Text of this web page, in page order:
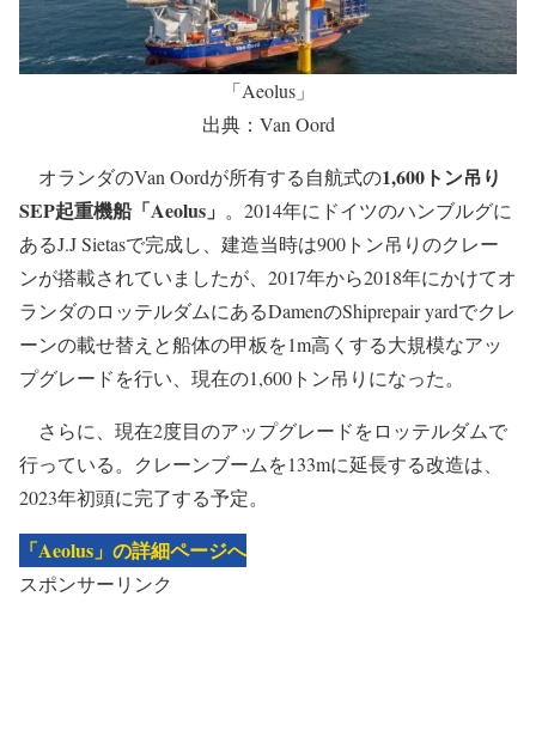
「Aeolus」
出典：Van Oord
オランダのVan Oordが所有する自航式の1,600トン吊り
SEP起重機船「Aeolus」 。2014年にドイツのハンブルグに
あるJ.J Sietasで完成し、建造当時は900トン吊りのクレー
ンが搭載されていましたが、2017年から2018年にかけてオ
ランダのロッテルダムにあるDamenのShiprepair yardでクレ
ーンの載せ替えと船体の甲板を1m高くする大規模なアッ
プグレードを行い、現在の1,600トン吊りになった。
さらに、現在2度目のアップグレードをロッテルダムで
行っている。クレーンブームを133mに延長する改造は、
2023年初頭に完了する予定。
「Aeolus」の詳細ページへ
スポンサーリンク